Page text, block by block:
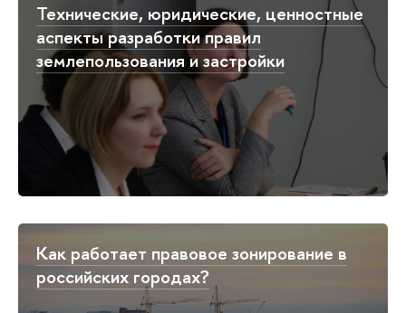
Технические, юридические, ценностные
аспекты разработки правил
землепользования и застройки
Как работает правовое зонирование в
российских городах?